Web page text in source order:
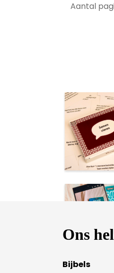
Aantal
Ons
Bijbels